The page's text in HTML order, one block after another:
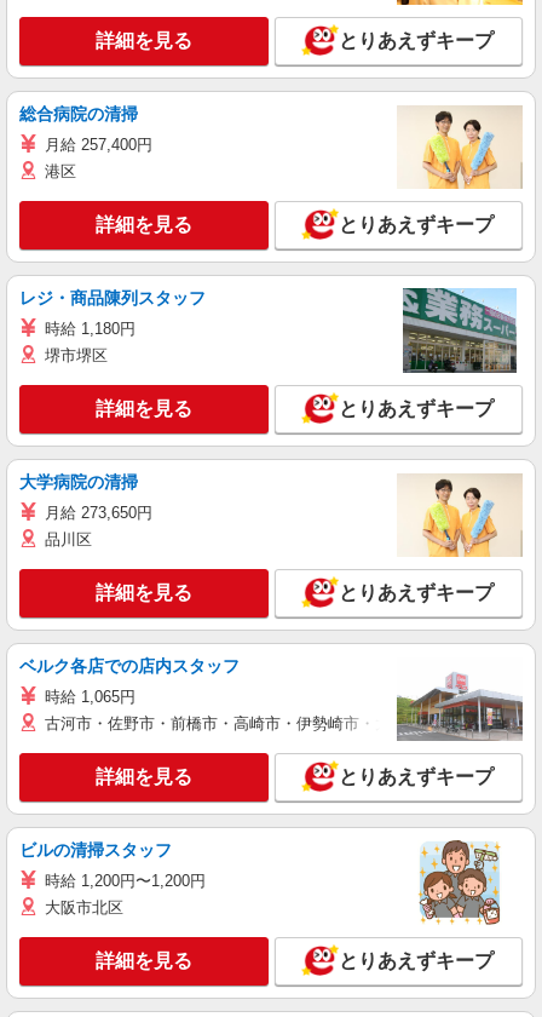
詳細を見る とりあえずキープ
総合病院の清掃
月給 257,400円
港区
詳細を見る とりあえずキープ
レジ・商品陳列スタッフ
時給 1,180円
堺市堺区
詳細を見る とりあえずキープ
大学病院の清掃
月給 273,650円
品川区
詳細を見る とりあえずキープ
ベルク各店での店内スタッフ
時給 1,065円
古河市・佐野市・前橋市・高崎市・伊勢崎市・太田市・館林市・藤
詳細を見る とりあえずキープ
ビルの清掃スタッフ
時給 1,200円〜1,200円
大阪市北区
詳細を見る とりあえずキープ